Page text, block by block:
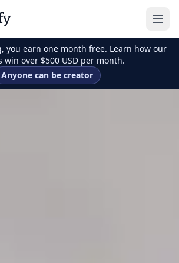
you earn one month free. Learn how our
win over $500 USD per month.
Anyone can be creator